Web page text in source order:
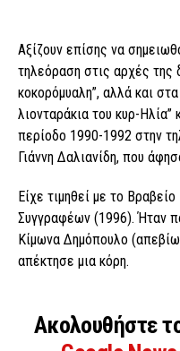
Αξίζουν επίσης να
τηλεόραση στις αρχές της
κοκορόμυαλη”, αλλά και
λιονταράκια του κυρ-Ηλία”
περίοδο 1990-1992 στην
Γιάννη Δαλιανίδη, που
Είχε τιμηθεί με το
Συγγραφέων (1996). Ήταν
Κίμωνα Δημόπουλο
απέκτησε μια κόρη.
Ακολουθήστε